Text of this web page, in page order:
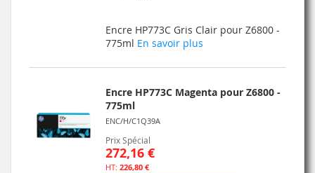
MA
LISTE
D’ENVIE
COMPARATEUR
Encre HP773C Gris Clair pour Z6800 -
775ml En savoir plus
Encre HP773C Magenta pour Z6800 -
775ml
ENC/H/C1Q39A
Prix Spécial
272,16 €
226,80 €